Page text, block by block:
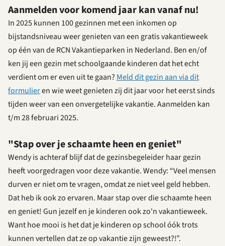
Aanmelden voor komend jaar kan vanaf nu!
In 2025 kunnen 100 gezinnen met een inkomen op
bijstandsniveau weer genieten van een gratis vakantieweek
op één van de RCN Vakantieparken in Nederland. Ben en/of
ken jij een gezin met schoolgaande kinderen dat het echt
verdient om er even uit te gaan? Meld dit gezin aan via dit
formulieren wie weet genieten zij dit jaar voor het eerst sinds
tijden weer van een onvergetelijke vakantie. Aanmelden kan
t/m 28 februari 2025.
"Stap over je schaamte heen en geniet"
Wendy is achteraf blijf dat de gezinsbegeleider haar gezin
heeft voorgedragen voor deze vakantie. Wendy: “Veel mensen
durven er niet om te vragen, omdat ze niet veel geld hebben.
Dat heb ik ook zo ervaren. Maar stap over die schaamte heen
en geniet! Gun jezelf en je kinderen ook zo'n vakantieweek.
Want hoe mooi is het dat je kinderen op school óók trots
kunnen vertellen dat ze op vakantie zijn geweest?!”.